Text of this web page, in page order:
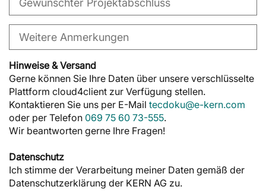
Hinweise & Versand
Gerne können Sie Ihre Daten über unsere verschlüsselte
Plattform cloud4client zur Verfügung stellen.
Kontaktieren Sie uns per E-Mail tecdoku@e-kern.com
oder per Telefon 069 75 60 73-555.
Wir beantworten gerne Ihre Fragen!
Datenschutz
Ich stimme der Verarbeitung meiner Daten gemäß der
Datenschutzerklärung der KERN AG zu.